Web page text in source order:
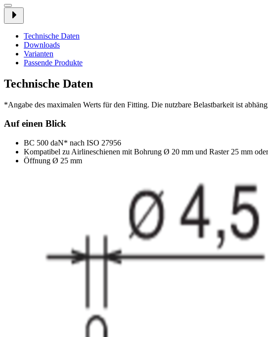
Technische Daten
Downloads
Varianten
Passende Produkte
Technische Daten
*Angabe des maximalen Werts für den Fitting. Die nutzbare Belastbarkeit ist
Auf einen Blick
BC 500 daN* nach ISO 27956
Kompatibel zu Airlineschienen mit Bohrung Ø 20 mm und Raster 25 mm
Öffnung Ø 25 mm